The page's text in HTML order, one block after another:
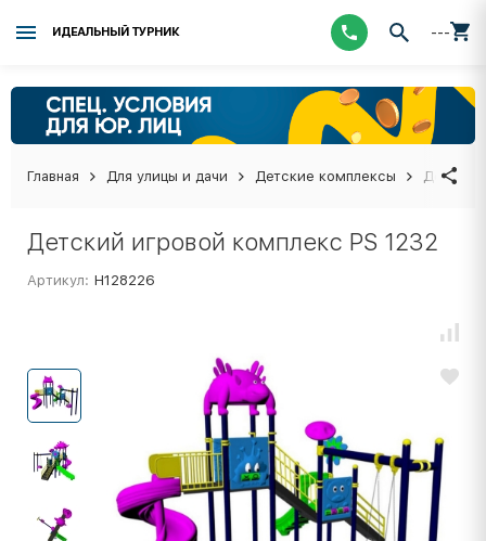
ИДЕАЛЬНЫЙ ТУРНИК ---
Главная Для улицы и дачи Детские комплексы
Детский игровой комплекс PS 1232
Артикул: Н128226